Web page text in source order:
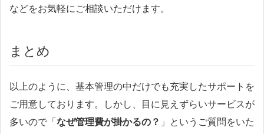
などをお気軽にご相談いただけます。
まとめ
以上のように、基本管理の中だけでも充実したサポートを
ご用意しております。しかし、目に見えずらいサービスが
多いので「 なぜ管理費が掛かるの？ 」というご質問をいた